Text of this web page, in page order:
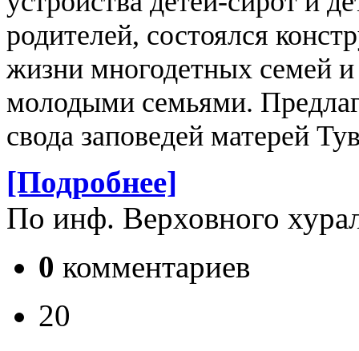
родителей, состоялся
жизни многодетных семей
молодыми семьями.
свода заповедей матерей
[Подробнее]
По инф. Верховного
0 комментариев
20